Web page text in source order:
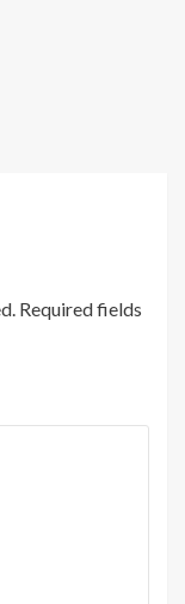
Required fields